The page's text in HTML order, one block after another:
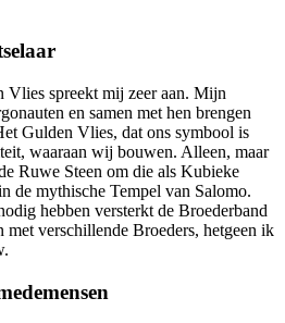
Vlies spreekt mij zeer aan. Mijn
en samen met hen brengen
Gulden Vlies, dat ons symbool is
waaraan wij bouwen. Alleen, maar
Ruwe Steen om die als Kubieke
de mythische Tempel van Salomo.
hebben versterkt de Broederband
met verschillende Broeders, hetgeen ik